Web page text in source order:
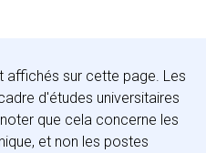
affichés sur cette page. Les
d'études universitaires
que cela concerne les
et non les postes